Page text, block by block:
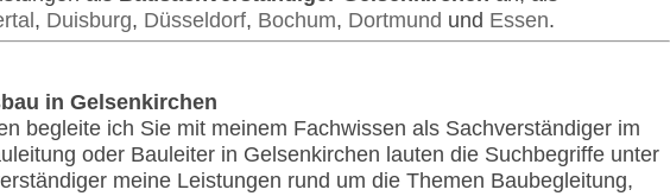
, Duisburg, Düsseldorf, Bochum, Dortmund und Essen.
in Gelsenkirchen
begleite ich Sie mit meinem Fachwissen als Sachverständiger im
oder Bauleiter in Gelsenkirchen lauten die Suchbegriffe unter
meine Leistungen rund um die Themen Baubegleitung,